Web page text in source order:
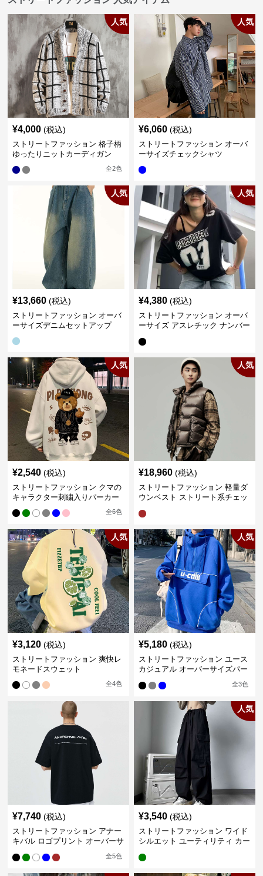
人気
¥4,000 (税込)
ストリートファッション 格子柄
ゆったりニットカーディガン
全2色
人気
¥6,060 (税込)
ストリートファッション オーバ
ーサイズチェックシャツ
人気
¥13,660 (税込)
ストリートファッション オーバ
ーサイズデニムセットアップ
人気
¥4,380 (税込)
ストリートファッション オーバ
ーサイズ アスレチック ナンバー
人気
¥2,540 (税込)
ストリートファッション クマの
キャラクター刺繍入りパーカー
全6色
人気
¥18,960 (税込)
ストリートファッション 軽量ダ
ウンベスト ストリート系チェッ
人気
¥3,120 (税込)
ストリートファッション 爽快レ
モネードスウェット
全4色
人気
¥5,180 (税込)
ストリートファッション ユース
カジュアル オーバーサイズパー
全3色
¥7,740 (税込)
ストリートファッション アナー
キバル ロゴプリント オーバーサ
全5色
人気
¥3,540 (税込)
ストリートファッション ワイド
シルエット ユーティリティ カー